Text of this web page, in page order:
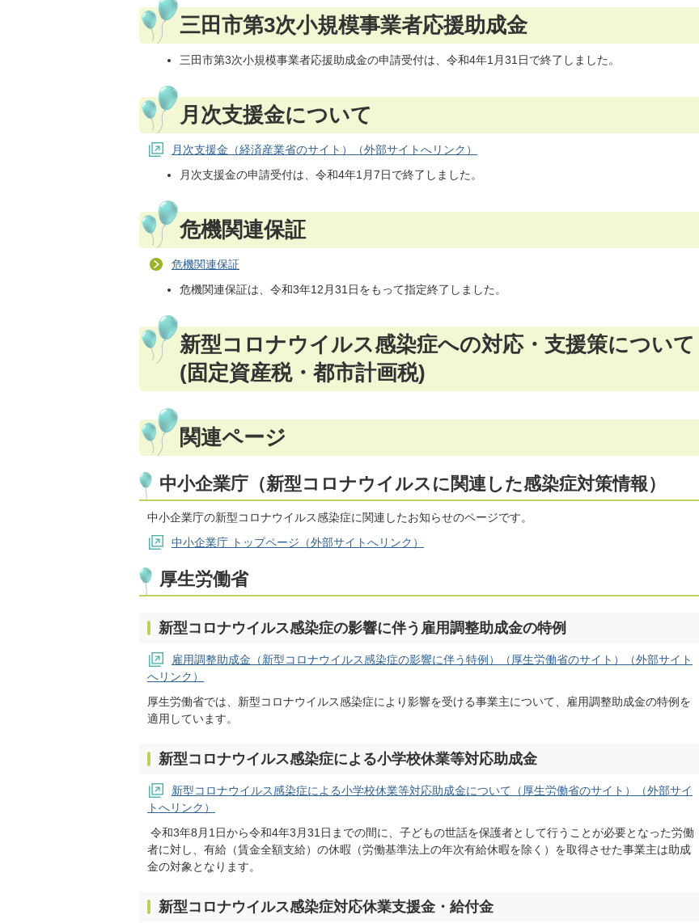
三田市第3次小規模事業者応援助成金
三田市第3次小規模事業者応援助成金の申請受付は、令和4年1月31日で終了しました。
月次支援金について
月次支援金（経済産業省のサイト）（外部サイトへリンク）
月次支援金の申請受付は、令和4年1月7日で終了しました。
危機関連保証
危機関連保証
危機関連保証は、令和3年12月31日をもって指定終了しました。
新型コロナウイルス感染症への対応・支援策について
(固定資産税・都市計画税)
関連ページ
中小企業庁（新型コロナウイルスに関連した感染症対策情報）
中小企業庁の新型コロナウイルス感染症に関連したお知らせのページです。
中小企業庁 トップページ（外部サイトへリンク）
厚生労働省
新型コロナウイルス感染症の影響に伴う雇用調整助成金の特例
雇用調整助成金（新型コロナウイルス感染症の影響に伴う特例）（厚生労働省のサイト）（外部サイト
へリンク）
厚生労働省では、新型コロナウイルス感染症により影響を受ける事業主について、雇用調整助成金の特例を
適用しています。
新型コロナウイルス感染症による小学校休業等対応助成金
新型コロナウイルス感染症による小学校休業等対応助成金について（厚生労働省のサイト）（外部サイ
トへリンク）
令和3年8月1日から令和4年3月31日までの間に、子どもの世話を保護者として行うことが必要となった労働
者に対し、有給（賃金全額支給）の休暇（労働基準法上の年次有給休暇を除く）を取得させた事業主は助成
金の対象となります。
新型コロナウイルス感染症対応休業支援金・給付金